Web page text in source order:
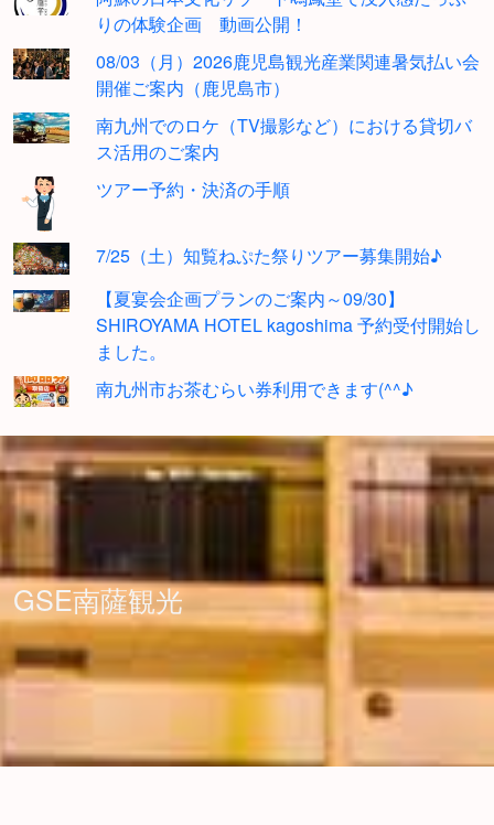
りの体験企画 動画公開！
08/03（月）2026鹿児島観光産業関連暑気払い会
開催ご案内（鹿児島市）
南九州でのロケ（TV撮影など）における貸切バ
ス活用のご案内
ツアー予約・決済の手順
7/25（土）知覧ねぷた祭りツアー募集開始♪
【夏宴会企画プランのご案内～09/30】
SHIROYAMA HOTEL kagoshima 予約受付開始し
ました。
南九州市お茶むらい券利用できます(^^♪
GSE南薩観光